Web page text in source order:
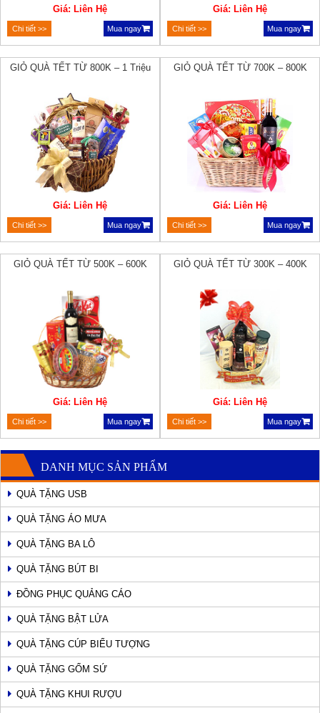
Giá: Liên Hệ
Chi tiết >> Mua ngay
Giá: Liên Hệ
Chi tiết >> Mua ngay
GIỎ QUÀ TẾT TỪ 800K – 1 Triệu
Giá: Liên Hệ
Chi tiết >> Mua ngay
GIỎ QUÀ TẾT TỪ 700K – 800K
Giá: Liên Hệ
Chi tiết >> Mua ngay
GIỎ QUÀ TẾT TỪ 500K – 600K
Giá: Liên Hệ
Chi tiết >> Mua ngay
GIỎ QUÀ TẾT TỪ 300K – 400K
Giá: Liên Hệ
Chi tiết >> Mua ngay
DANH MỤC SẢN PHẨM
QUÀ TẶNG USB
QUÀ TẶNG ÁO MƯA
QUÀ TẶNG BA LÔ
QUÀ TẶNG BÚT BI
ĐỒNG PHỤC QUẢNG CÁO
QUÀ TẶNG BẬT LỬA
QUÀ TẶNG CÚP BIỂU TƯỢNG
QUÀ TẶNG GỐM SỨ
QUÀ TẶNG KHUI RƯỢU